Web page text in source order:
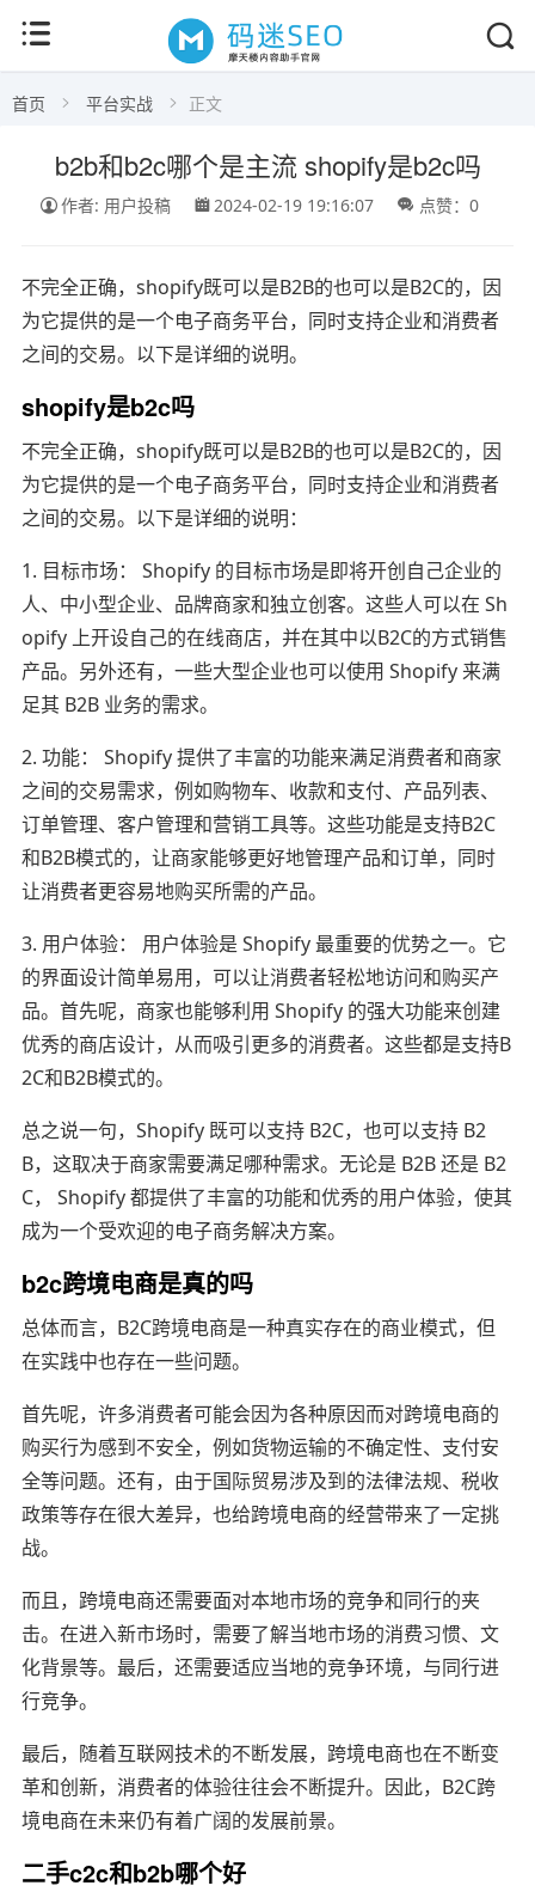
首页 平台实战 正文
b2b和b2c哪个是主流 shopify是b2c吗
作者: 用户投稿 2024-02-19 19:16:07 点赞：0
不完全正确，shopify既可以是B2B的也可以是B2C的，因
为它提供的是一个电子商务平台，同时支持企业和消费者
之间的交易。以下是详细的说明。
shopify是b2c吗
不完全正确，shopify既可以是B2B的也可以是B2C的，因
为它提供的是一个电子商务平台，同时支持企业和消费者
之间的交易。以下是详细的说明：
1. 目标市场： Shopify 的目标市场是即将开创自己企业的
人、中小型企业、品牌商家和独立创客。这些人可以在 Sh
opify 上开设自己的在线商店，并在其中以B2C的方式销售
产品。另外还有，一些大型企业也可以使用 Shopify 来满
足其 B2B 业务的需求。
2. 功能： Shopify 提供了丰富的功能来满足消费者和商家
之间的交易需求，例如购物车、收款和支付、产品列表、
订单管理、客户管理和营销工具等。这些功能是支持B2C
和B2B模式的，让商家能够更好地管理产品和订单，同时
让消费者更容易地购买所需的产品。
3. 用户体验： 用户体验是 Shopify 最重要的优势之一。它
的界面设计简单易用，可以让消费者轻松地访问和购买产
品。首先呢，商家也能够利用 Shopify 的强大功能来创建
优秀的商店设计，从而吸引更多的消费者。这些都是支持B
2C和B2B模式的。
总之说一句，Shopify 既可以支持 B2C，也可以支持 B2
B，这取决于商家需要满足哪种需求。无论是 B2B 还是 B2
C， Shopify 都提供了丰富的功能和优秀的用户体验，使其
成为一个受欢迎的电子商务解决方案。
b2c跨境电商是真的吗
总体而言，B2C跨境电商是一种真实存在的商业模式，但
在实践中也存在一些问题。
首先呢，许多消费者可能会因为各种原因而对跨境电商的
购买行为感到不安全，例如货物运输的不确定性、支付安
全等问题。还有，由于国际贸易涉及到的法律法规、税收
政策等存在很大差异，也给跨境电商的经营带来了一定挑
战。
而且，跨境电商还需要面对本地市场的竞争和同行的夹
击。在进入新市场时，需要了解当地市场的消费习惯、文
化背景等。最后，还需要适应当地的竞争环境，与同行进
行竞争。
最后，随着互联网技术的不断发展，跨境电商也在不断变
革和创新，消费者的体验往往会不断提升。因此，B2C跨
境电商在未来仍有着广阔的发展前景。
二手c2c和b2b哪个好